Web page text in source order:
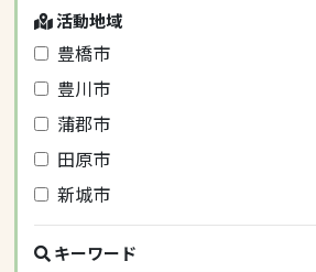
活動地域
豊橋市
豊川市
蒲郡市
田原市
新城市
キーワード